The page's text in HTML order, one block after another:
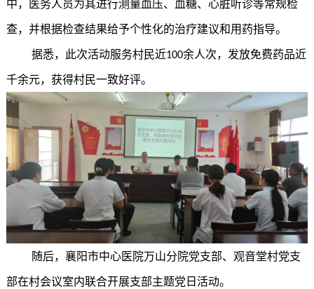
中，医务人员为其进行测量血压、血糖、心脏听诊等常规检
查，并根据检查结果给予个性化的治疗建议和用药指导。
据悉，此次活动服务村民近100余人次，发放免费药品近
千余元，获得村民一致好评。
随后，襄阳市中心医院万山分院党支部、观音堂村党支
部在村会议室内联合开展支部主题党日活动。